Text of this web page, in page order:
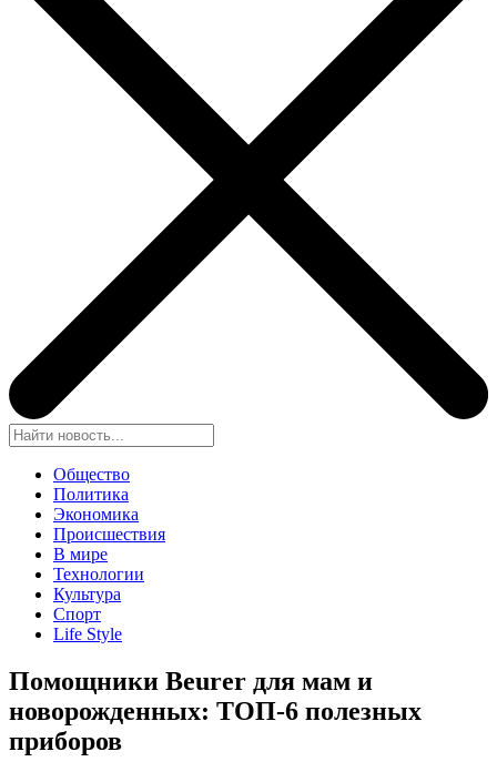
Общество
Политика
Экономика
Происшествия
В мире
Технологии
Культура
Спорт
Life Style
Помощники Beurer для мам и
новорожденных: ТОП-6 полезных
приборов